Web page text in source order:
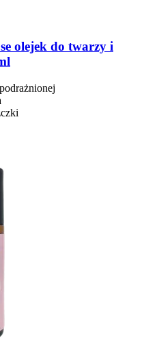
olejek do twarzy i